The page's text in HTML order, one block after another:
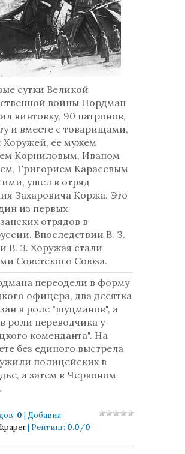
сутки Великой
войны Нордман
винтовку, 90 патронов,
и вместе с товарищами,
Хоружей, ее мужем
Корниловым, Иваном
Григорием Карасевым
ушел в отряд
Захаровича Коржа. Это
из первых
отрядов в
Впоследствии В. З.
В. З. Хоружая стали
Советского Союза.
переодели в форму
офицера, два десятка
в роле "шуцманов", а
роли переводчика у
коменданта". На
без единого выстрела
полицейских в
а затем в Червоном
: 0 | Добавил:
| Рейтинг: 0.0/0